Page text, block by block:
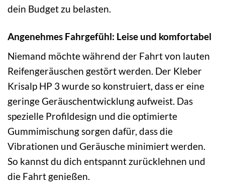
dein Budget zu belasten.
Angenehmes Fahrgefühl: Leise und komfortabel
Niemand möchte während der Fahrt von lauten
Reifengeräuschen gestört werden. Der Kleber
Krisalp HP 3 wurde so konstruiert, dass er eine
geringe Geräuschentwicklung aufweist. Das
spezielle Profildesign und die optimierte
Gummimischung sorgen dafür, dass die
Vibrationen und Geräusche minimiert werden.
So kannst du dich entspannt zurücklehnen und
die Fahrt genießen.